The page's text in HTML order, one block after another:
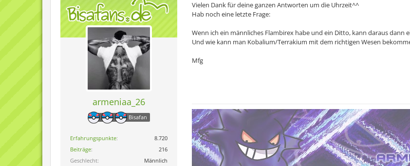
armeniaa_26
Bisafan
Erfahrungspunkte
8.720
Beiträge
216
Geschlecht
Männlich
Vielen Dank für deine ganzen Antworten um die Uhrzeit^^
Hab noch eine letzte Frage:
Wenn ich ein männliches Flambirex habe und ein Ditto, kann daraus dann
Und wie kann man Kobalium/Terrakium mit dem richtigen Wesen
Mfg